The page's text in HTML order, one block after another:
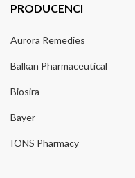
PRODUCENCI
Aurora Remedies
Balkan Pharmaceutical
Biosira
Bayer
IONS Pharmacy